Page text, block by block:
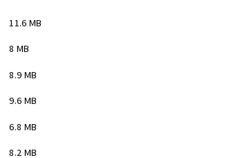
11.6 MB
8 MB
8.9 MB
9.6 MB
6.8 MB
8.2 MB